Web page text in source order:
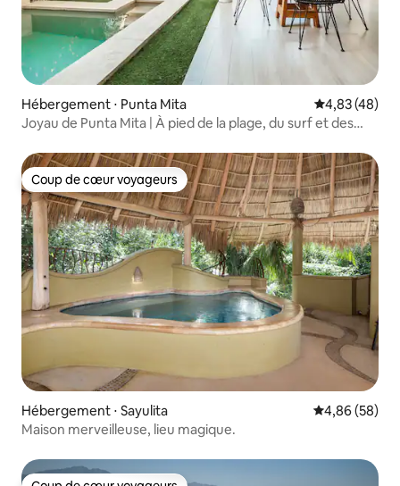
Hébergement ⋅ Punta Mita Évaluation
4,83 (48)
Joyau de Punta Mita | À pied de la plage, du surf et des
Coup de cœur voyageurs
Coup de cœur voyageurs
Hébergement ⋅ Sayulita Évaluation
4,86 (58)
Maison merveilleuse, lieu magique.